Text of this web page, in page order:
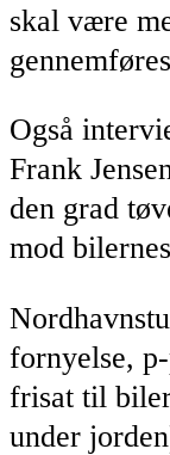
skal være
Også
Frank
den grad
mod
fornyelse,
frisat til
under